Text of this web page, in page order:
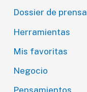
Dossier de prensa
Herramientas
Mis favoritas
Negocio